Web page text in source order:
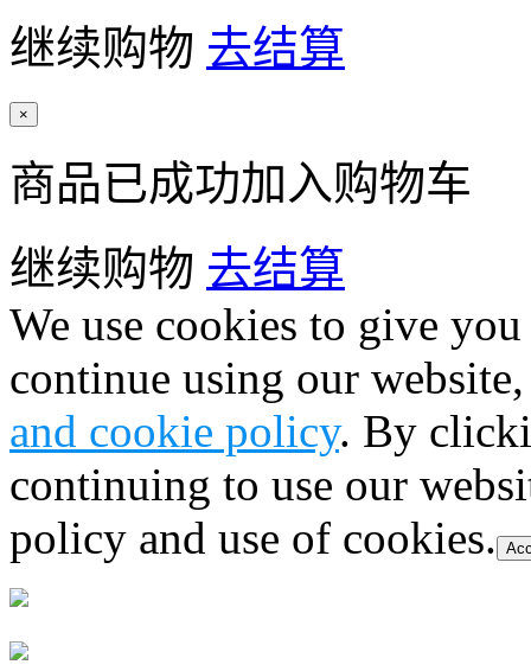
继续购物 去结算
×
商品已成功加入购物车
继续购物 去结算
We use cookies to give
continue using our
and cookie policy. By
continuing to use our
policy and use of cookies.